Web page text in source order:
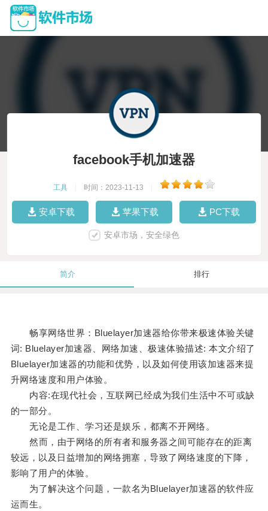
facebook手机加速器
工具 时间：2023-11-13
安卓下载 苹果下载 PC下载
安卓市场，安全绿色
简介 排行
畅享网络世界：Bluelayer加速器给你带来极速体验关键
词: Bluelayer加速器、网络加速、极速体验描述: 本文介绍了
Bluelayer加速器的功能和优势，以及如何使用该加速器来提
升网络速度和用户体验。
内容:在现代社会，互联网已经成为我们生活中不可或缺
的一部分。
无论是工作、学习还是娱乐，都离不开网络。
然而，由于网络的所有者和服务器之间可能存在的距离
较远，以及日益增加的网络拥塞，导致了网络速度的下降，
影响了用户的体验。
为了解决这个问题，一款名为Bluelayer加速器的软件应
运而生。